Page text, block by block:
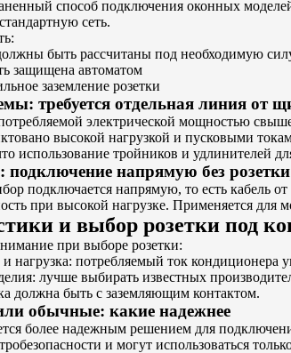
способ подключения оконных
сеть.
быть рассчитаны под необходимую
защищена автоматом
заземление розетки
требуется отдельная линия от
электрической мощностью
высокой нагрузкой и пусковыми
использование тройников и удлинителей
подключение напрямую без розетки
подключается напрямую, то есть кабель
при высокой нагрузке. Применяется для
и выбор розетки под
при выборе розетки:
нагрузка: потребляемый ток кондиционера
лучше выбирать известных
должна быть с заземляющим контактом.
обычные: какие надежнее
более надежным решением для
и могут использоваться